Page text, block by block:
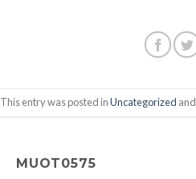
This entry was posted inUncategorized
MUOT0575